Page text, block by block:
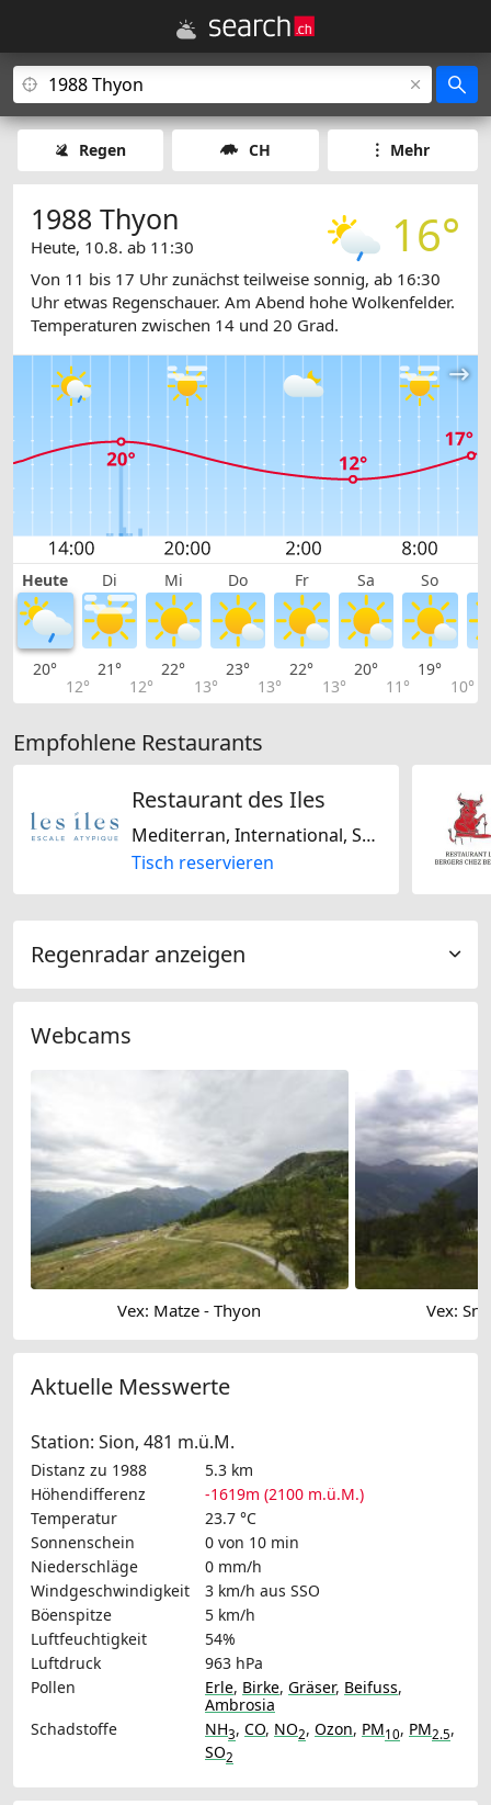
Regen CH Mehr
16°
1988 Thyon
Heute, 10.8. ab 11:30
Von 11 bis 17 Uhr zunächst teilweise sonnig, ab 16:30
Uhr etwas Regenschauer. Am Abend hohe Wolkenfelder.
Temperaturen zwischen 14 und 20 Grad.
Heute Di Mi Do Fr Sa So
20°
12°
21°
12°
22°
13°
23°
13°
22°
13°
20°
11°
19°
10°
Empfohlene Restaurants
Restaurant des Iles
Mediterran, International, Schweizerisch
Tisch reservieren
Regenradar anzeigen
Webcams
Vex: Matze - Thyon Vex:
Aktuelle Messwerte
Station: Sion, 481 m.ü.M.
Distanz zu 1988
5.3 km
Höhendifferenz
-1619m (2100 m.ü.M.)
Temperatur
23.7 °C
Sonnenschein
0 von 10 min
Niederschläge
0 mm/h
Windgeschwindigkeit
3 km/h aus SSO
Böenspitze
5 km/h
Luftfeuchtigkeit
54%
Luftdruck
963 hPa
Pollen
Erle, Birke, Gräser, Beifuss,
Ambrosia
Schadstoffe
NH3, CO, NO2, Ozon, PM10, PM2.5,
SO2